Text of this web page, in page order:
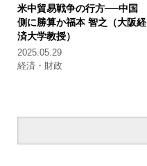
米中貿易戦争の行方──中国
側に勝算か福本 智之（大阪経
済大学教授）
2025.05.29
経済・財政